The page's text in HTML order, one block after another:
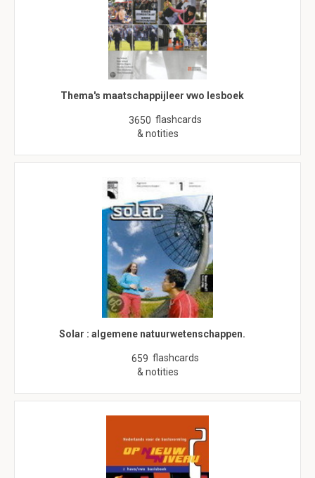
Thema's maatschappijleer vwo lesboek
3650 flashcards
& notities
Solar : algemene natuurwetenschappen.
659 flashcards
& notities